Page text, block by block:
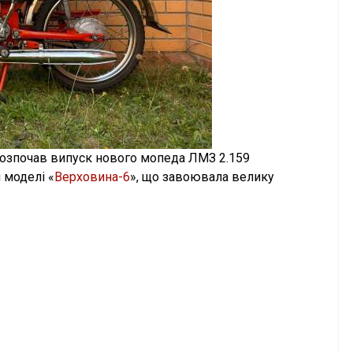
випуск нового мопеда ЛМЗ 2.159
«Верховина-6», що завоювала велику